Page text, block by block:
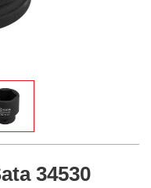
34530